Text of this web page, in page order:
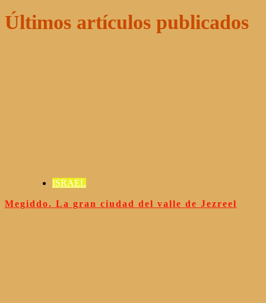
Últimos artículos publicados
ISRAEL
Megiddo. La gran ciudad del valle de Jezreel